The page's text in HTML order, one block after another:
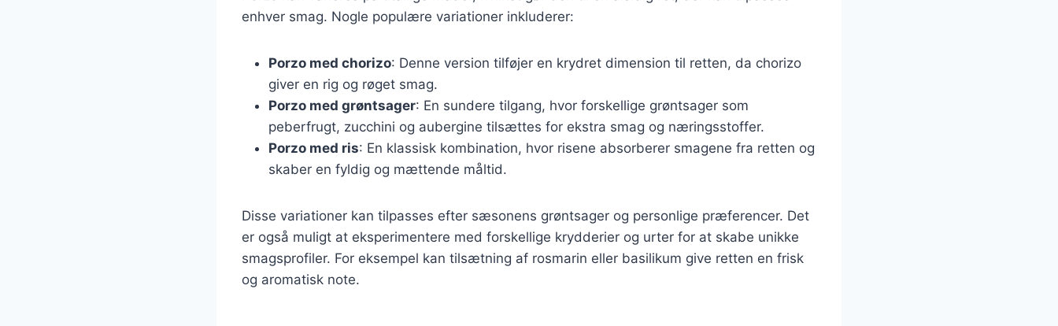
enhver smag. Nogle populære variationer inkluderer:
Porzo med chorizo: Denne version tilføjer en krydret dimension til retten, da chorizo
giver en rig og røget smag.
Porzo med grøntsager: En sundere tilgang, hvor forskellige grøntsager som
peberfrugt, zucchini og aubergine tilsættes for ekstra smag og næringsstoffer.
Porzo med ris: En klassisk kombination, hvor risene absorberer smagene fra retten og
skaber en fyldig og mættende måltid.
Disse variationer kan tilpasses efter sæsonens grøntsager og personlige præferencer. Det
er også muligt at eksperimentere med forskellige krydderier og urter for at skabe unikke
smagsprofiler. For eksempel kan tilsætning af rosmarin eller basilikum give retten en frisk
og aromatisk note.